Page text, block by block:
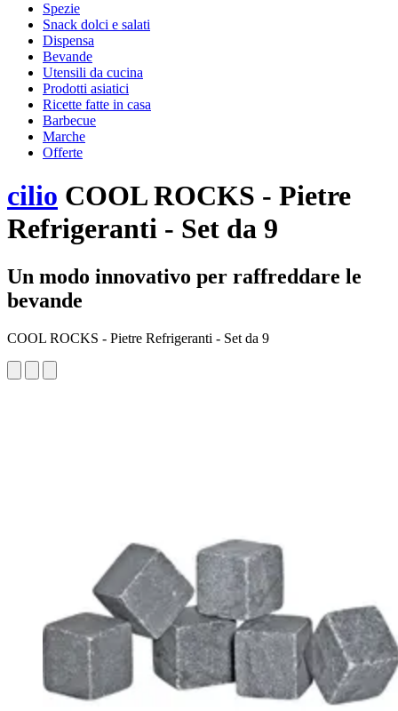
Spezie
Snack dolci e salati
Dispensa
Bevande
Utensili da cucina
Prodotti asiatici
Ricette fatte in casa
Barbecue
Marche
Offerte
cilio COOL ROCKS - Pietre
Refrigeranti - Set da 9
Un modo innovativo per raffreddare le
bevande
COOL ROCKS - Pietre Refrigeranti - Set da 9